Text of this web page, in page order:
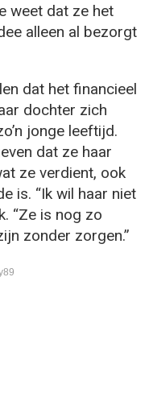
weet dat ze het
alleen al bezorgt
dat het financieel
dochter zich
jonge leeftijd.
dat ze haar
ze verdient, ook
is. “Ik wil haar niet
“Ze is nog zo
zonder zorgen.”